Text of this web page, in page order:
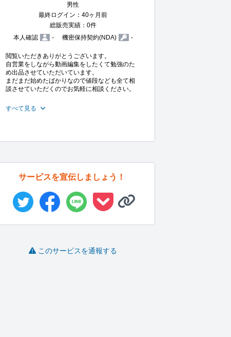
男性
最終ログイン：40ヶ月前
総販売実績：0件
本人確認
- 機密保持契約(NDA) -
閲覧いただきありがとうございます。
自営業をしながら動画編集をしたくて勉強のた
め出品させていただいています。
まだまだ始めたばかりなので値段なども全て相
談させていただくのでお気軽に相談ください。
すべて見る
サービスを宣伝しましょう！
このサービスを通報する